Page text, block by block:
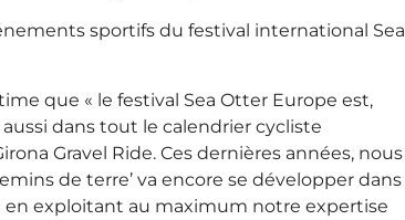
sportifs du festival international Sea
que « le festival Sea Otter Europe est,
dans tout le calendrier cycliste
Gravel Ride. Ces dernières années, nous
de terre’ va encore se développer dans
en exploitant au maximum notre expertise